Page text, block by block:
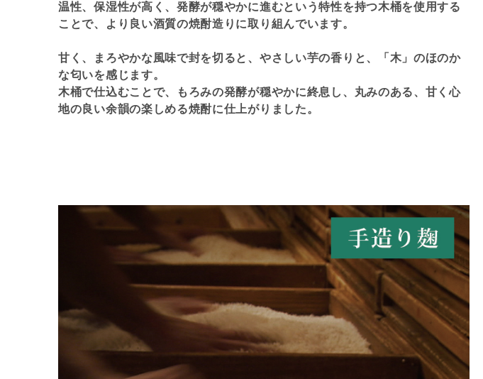
温性、保湿性が高く、発酵が穏やかに進むという特性を持つ木桶を使用する
ことで、より良い酒質の焼酎造りに取り組んでいます。
甘く、まろやかな風味で封を切ると、やさしい芋の香りと、「木」のほのか
な匂いを感じます。
木桶で仕込むことで、もろみの発酵が穏やかに終息し、丸みのある、甘く心
地の良い余韻の楽しめる焼酎に仕上がりました。